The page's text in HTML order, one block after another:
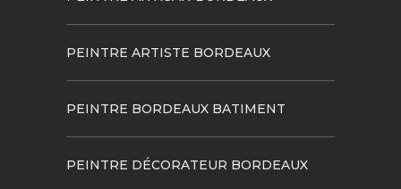
PEINTRE ARTISTE BORDEAUX
PEINTRE BORDEAUX BATIMENT
PEINTRE DÉCORATEUR BORDEAUX